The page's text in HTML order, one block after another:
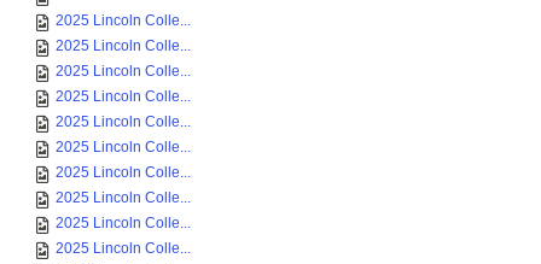
2025 Lincoln Colle...
2025 Lincoln Colle...
2025 Lincoln Colle...
2025 Lincoln Colle...
2025 Lincoln Colle...
2025 Lincoln Colle...
2025 Lincoln Colle...
2025 Lincoln Colle...
2025 Lincoln Colle...
2025 Lincoln Colle...